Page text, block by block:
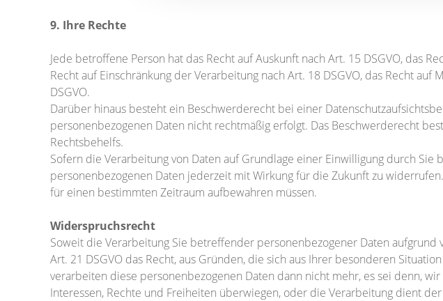
9. Ihre Rechte
Jede betroffene Person hat das Recht auf Auskunft nach Art. 15 DSGVO, das
Recht auf Einschränkung der Verarbeitung nach Art. 18 DSGVO, das Recht
DSGVO.
Darüber hinaus besteht ein Beschwerderecht bei einer
personenbezogenen Daten nicht rechtmäßig erfolgt. Das Beschwerderecht
Rechtsbehelfs.
Sofern die Verarbeitung von Daten auf Grundlage einer Einwilligung durch
personenbezogenen Daten jederzeit mit Wirkung für die Zukunft zu
für einen bestimmten Zeitraum aufbewahren müssen.
Widerspruchsrecht
Soweit die Verarbeitung Sie betreffender personenbezogener Daten aufgrund
Art. 21 DSGVO das Recht, aus Gründen, die sich aus Ihrer besonderen
verarbeiten diese personenbezogenen Daten dann nicht mehr, es sei denn,
Interessen, Rechte und Freiheiten überwiegen, oder die Verarbeitung dient